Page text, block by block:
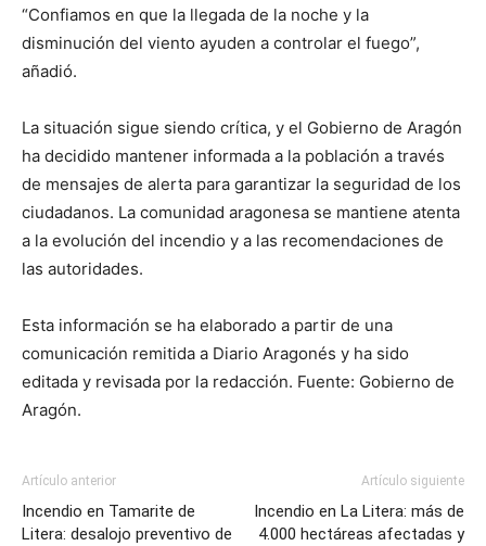
“Confiamos en que la llegada de la noche y la
disminución del viento ayuden a controlar el fuego”,
añadió.
La situación sigue siendo crítica, y el Gobierno de Aragón
ha decidido mantener informada a la población a través
de mensajes de alerta para garantizar la seguridad de los
ciudadanos. La comunidad aragonesa se mantiene atenta
a la evolución del incendio y a las recomendaciones de
las autoridades.
Esta información se ha elaborado a partir de una
comunicación remitida a Diario Aragonés y ha sido
editada y revisada por la redacción. Fuente: Gobierno de
Aragón.
Artículo anterior
Incendio en Tamarite de
Litera: desalojo preventivo de
Artículo siguiente
Incendio en La Litera: más de
4.000 hectáreas afectadas y